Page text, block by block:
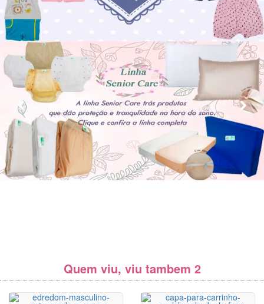
Quem viu, viu tambem 2